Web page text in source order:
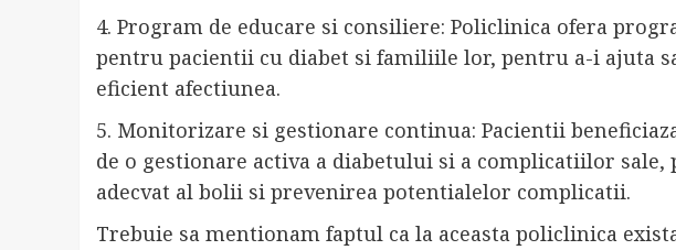
4. Program de educare si consiliere: Policlinica ofera
pentru pacientii cu diabet si familiile lor, pentru a-i ajuta
eficient afectiunea.
5. Monitorizare si gestionare continua: Pacientii
de o gestionare activa a diabetului si a complicatiilor
adecvat al bolii si prevenirea potentialelor complicatii.
Trebuie sa mentionam faptul ca la aceasta policlinica